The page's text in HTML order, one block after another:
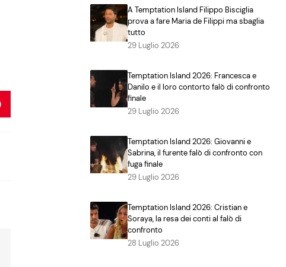
A Temptation Island Filippo Bisciglia
prova a fare Maria de Filippi ma sbaglia
tutto
29 Luglio 2026
Temptation Island 2026: Francesca e
Danilo e il loro contorto falò di confronto
finale
29 Luglio 2026
Temptation Island 2026: Giovanni e
Sabrina, il furente falò di confronto con
fuga finale
29 Luglio 2026
Temptation Island 2026: Cristian e
Soraya, la resa dei conti al falò di
confronto
28 Luglio 2026